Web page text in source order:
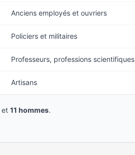
Anciens employés et ouvriers
Policiers et militaires
Professeurs, professions scientifiques
Artisans
et 11 hommes.